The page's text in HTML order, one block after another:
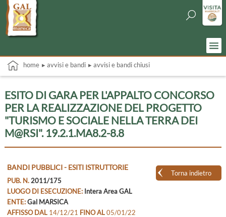
home ▸ avvisi e bandi ▸ avvisi e bandi chiusi
ESITO DI GARA PER L'APPALTO CONCORSO
PER LA REALIZZAZIONE DEL PROGETTO
"TURISMO E SOCIALE NELLA TERRA DEI
M@RSI". 19.2.1.MA8.2-8.8
Torna indietro
BANDI PUBBLICI - ESITI ISTRUTTORIE
PUB. N. 2011/175
LUOGO DI ESECUZIONE: Intera Area GAL
ENTE:Gal MARSICA
AFFISSO DAL 14/12/21 FINO AL05/01/22